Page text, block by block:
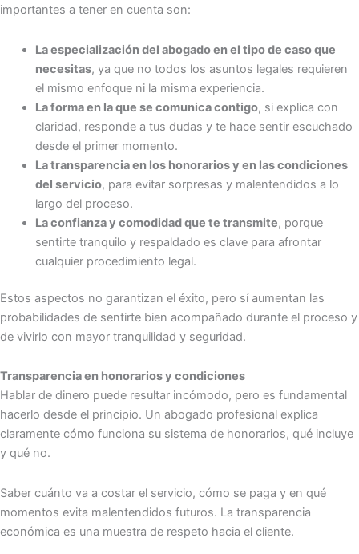
importantes a tener en cuenta son:
La especialización del abogado en el tipo de caso que
necesitas, ya que no todos los asuntos legales requieren
el mismo enfoque ni la misma experiencia.
La forma en la que se comunica contigo, si explica con
claridad, responde a tus dudas y te hace sentir escuchado
desde el primer momento.
La transparencia en los honorarios y en las condiciones
del servicio, para evitar sorpresas y malentendidos a lo
largo del proceso.
La confianza y comodidad que te transmite, porque
sentirte tranquilo y respaldado es clave para afrontar
cualquier procedimiento legal.
Estos aspectos no garantizan el éxito, pero sí aumentan las
probabilidades de sentirte bien acompañado durante el proceso y
de vivirlo con mayor tranquilidad y seguridad.
Transparencia en honorarios y condiciones
Hablar de dinero puede resultar incómodo, pero es fundamental
hacerlo desde el principio. Un abogado profesional explica
claramente cómo funciona su sistema de honorarios, qué incluye
y qué no.
Saber cuánto va a costar el servicio, cómo se paga y en qué
momentos evita malentendidos futuros. La transparencia
económica es una muestra de respeto hacia el cliente.